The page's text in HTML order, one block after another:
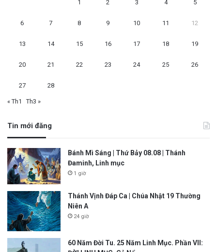
1 2 3 4 5
6 7 8 9 10 11 12
13 14 15 16 17 18 19
20 21 22 23 24 25 26
27 28
« Th1 Th3 »
Tin mới đăng
Bánh Mì Sáng | Thứ Bảy 08.08 | Thánh
Đaminh, Linh mục
1 giờ
Thánh Vịnh Đáp Ca | Chúa Nhật 19 Thường
Niên A
24 giờ
60 Năm Đời Tu. 25 Năm Linh Mục. Phần VII: